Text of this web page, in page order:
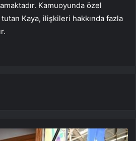
Kamuoyunda özel
Kaya, ilişkileri hakkında fazla